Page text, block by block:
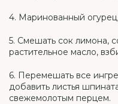
4. Маринованный огурец
5. Смешать сок лимона,
растительное масло,
6. Перемешать все
добавить листья
свежемолотым перцем.